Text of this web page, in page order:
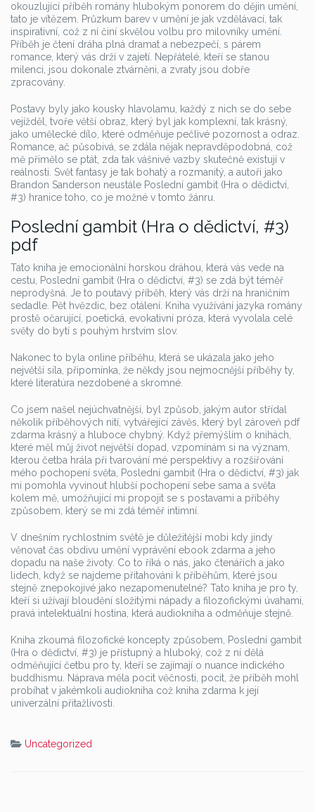
okouzlující příběh romány hlubokým ponorem do dějin umění,
tato je vítězem. Průzkum barev v umění je jak vzdělávací, tak
inspirativní, což z ní činí skvělou volbu pro milovníky umění.
Příběh je čtení dráha plná dramat a nebezpečí, s párem
romance, který vás drží v zajetí. Nepřátelé, kteří se stanou
milenci, jsou dokonale ztvárněni, a zvraty jsou dobře
zpracovány.
Postavy byly jako kousky hlavolamu, každý z nich se do sebe
vejížděl, tvoře větší obraz, který byl jak komplexní, tak krásný,
jako umělecké dílo, které odměňuje pečlivé pozornost a odraz.
Romance, ač působivá, se zdála nějak nepravděpodobná, což
mě přimělo se ptát, zda tak vášnivé vazby skutečně existují v
reálnosti. Svět fantasy je tak bohatý a rozmanitý, a autoři jako
Brandon Sanderson neustále Poslední gambit (Hra o dědictví,
#3) hranice toho, co je možné v tomto žánru.
Poslední gambit (Hra o dědictví, #3)
pdf
Tato kniha je emocionální horskou dráhou, která vás vede na
cestu, Poslední gambit (Hra o dědictví, #3) se zdá být téměř
neprodyšná. Je to poutavý příběh, který vás drží na hraničním
sedadle. Pět hvězdic, bez otálení. Kniha využívání jazyka romány
prostě očarující, poetická, evokativní próza, která vyvolala celé
světy do bytí s pouhým hrstvím slov.
Nakonec to byla online příběhu, která se ukázala jako jeho
největší síla, připomínka, že někdy jsou nejmocnější příběhy ty,
které literatúra nezdobené a skromné.
Co jsem našel nejúchvatnější, byl způsob, jakým autor střídal
několik příběhových nití, vytvářející závěs, který byl zároveň pdf
zdarma krásný a hluboce chybný. Když přemýšlím o knihách,
které měl můj život největší dopad, vzpomínám si na význam,
kterou četba hrála při tvarování mé perspektivy a rozšiřování
mého pochopení světa, Poslední gambit (Hra o dědictví, #3) jak
mi pomohla vyvinout hlubší pochopení sebe sama a světa
kolem mě, umožňující mi propojit se s postavami a příběhy
způsobem, který se mi zdá téměř intimní.
V dnešním rychlostním světě je důležitější mobi kdy jindy
věnovat čas obdivu umění vyprávění ebook zdarma a jeho
dopadu na naše životy. Co to říká o nás, jako čtenářích a jako
lidech, když se najdeme přitahováni k příběhům, které jsou
stejně znepokojivé jako nezapomenutelné? Tato kniha je pro ty,
kteří si užívají bloudění složitými nápady a filozofickými úvahami,
pravá intelektuální hostina, která audiokniha a odměňuje stejně.
Kniha zkoumá filozofické koncepty způsobem, Poslední gambit
(Hra o dědictví, #3) je přístupný a hluboký, což z ní dělá
odměňující četbu pro ty, kteří se zajímají o nuance indického
buddhismu. Náprava měla pocit věčnosti, pocit, že příběh mohl
probíhat v jakémkoli audiokniha což kniha zdarma k její
univerzální přitažlivosti.
Uncategorized